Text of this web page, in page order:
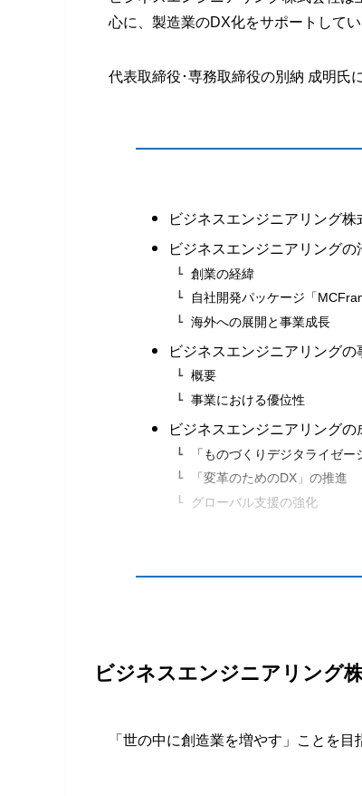
心に、製造業のDX化をサポートしてい
代表取締役･専務取締役の別納 成明氏
ビジネスエンジニアリング株
ビジネスエンジニアリングの
創業の経緯
自社開発パッケージ「
海外への展開と事業成長
ビジネスエンジニアリング
概要
事業における優位性
ビジネスエンジニアリングの
「ものづくりデジタライゼ
「変革のためのDX」の推進
グローバル支援の強化
ビジネスエンジニアリング
「世の中に創造業を増やす」ことを